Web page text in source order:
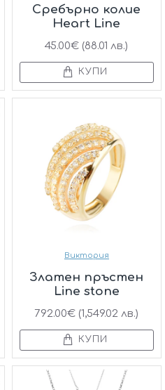
Сребърно колие
Heart Line
45.00€ (88.01 лв.)
КУПИ
Виктория
Златен пръстен
Line stone
792.00€ (1,549.02 лв.)
КУПИ